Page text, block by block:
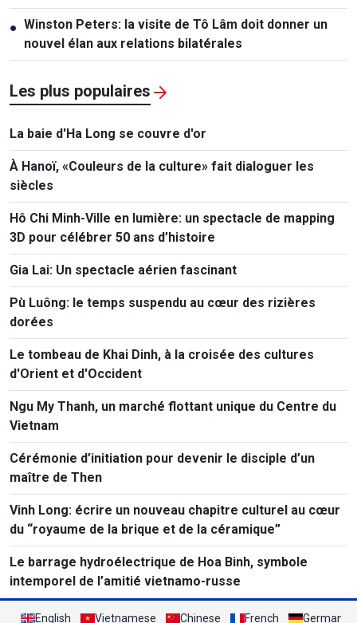
● Winston Peters: la visite de Tô Lâm doit donner un
nouvel élan aux relations bilatérales
Les plus populaires
La baie d'Ha Long se couvre d'or
À Hanoï, «Couleurs de la culture» fait dialoguer les
siècles
Hô Chi Minh-Ville en lumière: un spectacle de mapping
3D pour célébrer 50 ans d’histoire
Gia Lai: Un spectacle aérien fascinant
Pù Luông: le temps suspendu au cœur des rizières
dorées
Le tombeau de Khai Dinh, à la croisée des cultures
d'Orient et d'Occident
Ngu My Thanh, un marché flottant unique du Centre du
Vietnam
Cérémonie d’initiation pour devenir le disciple d’un
maître de Then
Vinh Long: écrire un nouveau chapitre culturel au cœur
du “royaume de la brique et de la céramique”
Le barrage hydroélectrique de Hoa Binh, symbole
intemporel de l’amitié vietnamo-russe
English Vietnamese Chinese French German